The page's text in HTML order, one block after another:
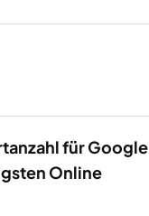
für Google
Online